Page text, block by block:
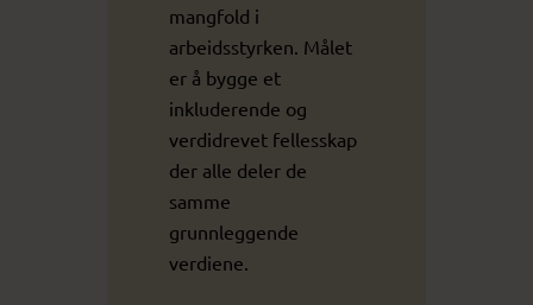
mangfold i
arbeidsstyrken. Målet
er å bygge et
inkluderende og
verdidrevet fellesskap
der alle deler de
samme
grunnleggende
verdiene.